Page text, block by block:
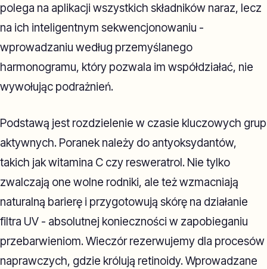
polega na aplikacji wszystkich składników naraz, lecz
na ich inteligentnym sekwencjonowaniu -
wprowadzaniu według przemyślanego
harmonogramu, który pozwala im współdziałać, nie
wywołując podrażnień.
Podstawą jest rozdzielenie w czasie kluczowych grup
aktywnych. Poranek należy do antyoksydantów,
takich jak witamina C czy resweratrol. Nie tylko
zwalczają one wolne rodniki, ale też wzmacniają
naturalną barierę i przygotowują skórę na działanie
filtra UV - absolutnej konieczności w zapobieganiu
przebarwieniom. Wieczór rezerwujemy dla procesów
naprawczych, gdzie królują retinoidy. Wprowadzane